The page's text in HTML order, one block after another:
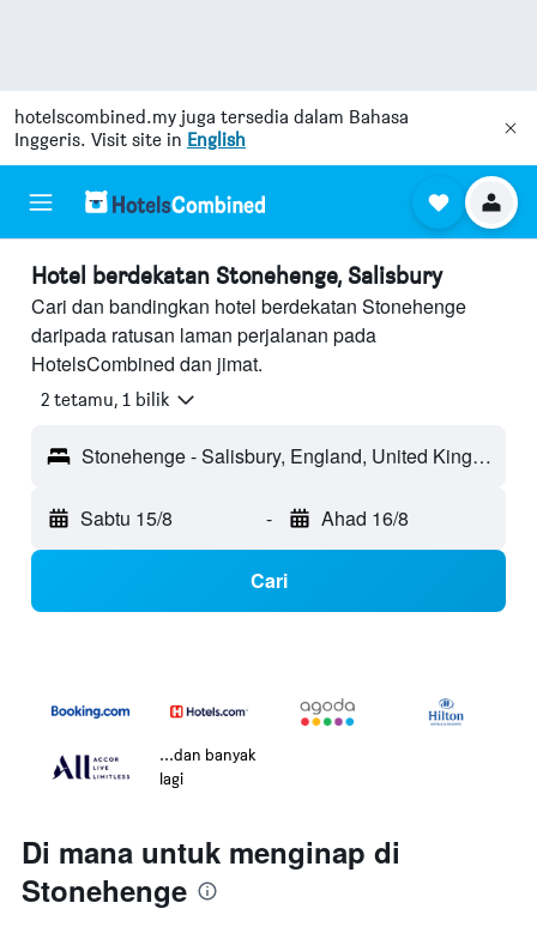
hotelscombined.my juga tersedia dalam Bahasa
Inggeris. Visit site in English
Hotel berdekatan Stonehenge, Salisbury
Cari dan bandingkan hotel berdekatan Stonehenge
daripada ratusan laman perjalanan pada
HotelsCombined dan jimat.
2 tetamu, 1 bilik
Stonehenge - Salisbury, England, United Kingdom
Sabtu 15/8 - Ahad 16/8
Cari
...dan banyak
lagi
Di mana untuk menginap di
Stonehenge